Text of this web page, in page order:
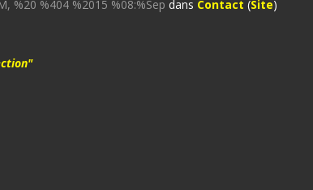
%20 %404 %2015 %08:%Sep dans Contact (Site)